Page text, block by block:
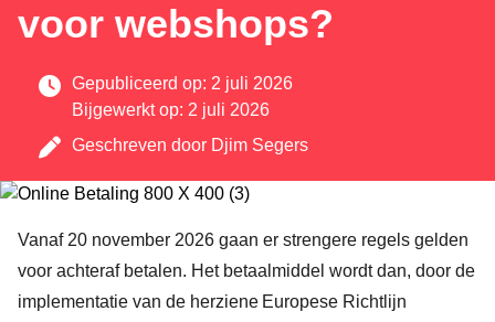
voor webshops?
Gepubliceerd op: 2 juli 2026
Bijgewerkt op: 2 juli 2026
Geschreven door Djim Segers
Vanaf 20 november 2026 gaan er strengere regels gelden
voor achteraf betalen. Het betaalmiddel wordt dan, door de
implementatie van de herziene Europese Richtlijn